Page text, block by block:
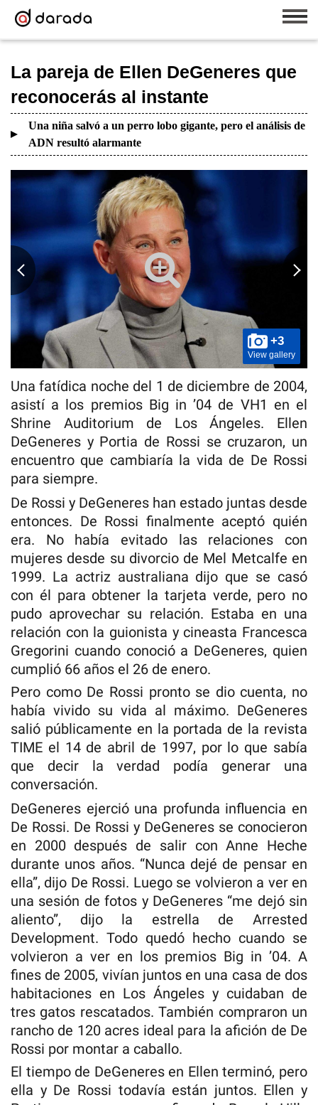
La pareja de Ellen DeGeneres que
reconocerás al instante
Una niña salvó a un perro lobo gigante, pero el análisis de
ADN resultó alarmante
+3
View gallery
Una fatídica noche del 1 de diciembre de 2004,
asistí a los premios Big in ’04 de VH1 en el
Shrine Auditorium de Los Ángeles. Ellen
DeGeneres y Portia de Rossi se cruzaron, un
encuentro que cambiaría la vida de De Rossi
para siempre.
De Rossi y DeGeneres han estado juntas desde
entonces. De Rossi finalmente aceptó quién
era. No había evitado las relaciones con
mujeres desde su divorcio de Mel Metcalfe en
1999. La actriz australiana dijo que se casó
con él para obtener la tarjeta verde, pero no
pudo aprovechar su relación. Estaba en una
relación con la guionista y cineasta Francesca
Gregorini cuando conoció a DeGeneres, quien
cumplió 66 años el 26 de enero.
Pero como De Rossi pronto se dio cuenta, no
había vivido su vida al máximo. DeGeneres
salió públicamente en la portada de la revista
TIME el 14 de abril de 1997, por lo que sabía
que decir la verdad podía generar una
conversación.
DeGeneres ejerció una profunda influencia en
De Rossi. De Rossi y DeGeneres se conocieron
en 2000 después de salir con Anne Heche
durante unos años. “Nunca dejé de pensar en
ella”, dijo De Rossi. Luego se volvieron a ver en
una sesión de fotos y DeGeneres “me dejó sin
aliento”, dijo la estrella de Arrested
Development. Todo quedó hecho cuando se
volvieron a ver en los premios Big in ’04. A
fines de 2005, vivían juntos en una casa de dos
habitaciones en Los Ángeles y cuidaban de
tres gatos rescatados. También compraron un
rancho de 120 acres ideal para la afición de De
Rossi por montar a caballo.
El tiempo de DeGeneres en Ellen terminó, pero
ella y De Rossi todavía están juntos. Ellen y